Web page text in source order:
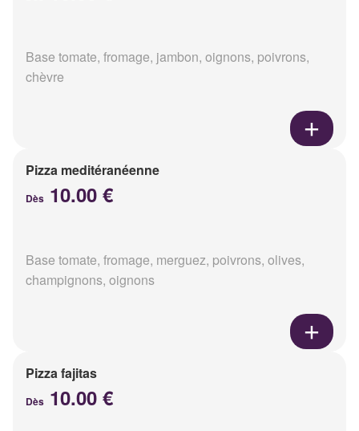
Base tomate, fromage, jambon, oignons, poivrons,
chèvre
Pizza meditéranéenne
Dès 10.00 €
Base tomate, fromage, merguez, poivrons, olives,
champignons, oignons
Pizza fajitas
Dès 10.00 €